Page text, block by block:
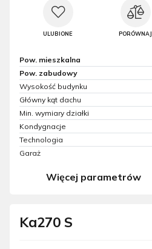
Ka270 S
ULUBIONE PORÓWNAJ
Pow. mieszkalna
Pow. zabudowy
Wysokość budynku
Główny kąt dachu
Min. wymiary działki
Kondygnacje
Technologia
Garaż
Więcej parametrów